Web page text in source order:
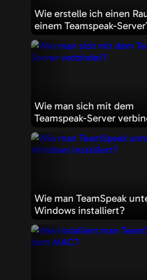
Wie erstelle ich einen
einem Teamspeak-
Wie man sich mit dem
Teamspeak-Server
Wie man TeamSpeak
Windows installiert?